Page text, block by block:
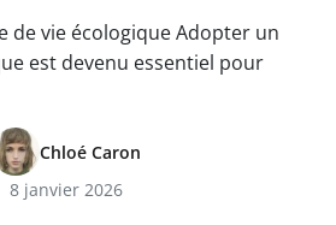
de vie écologique Adopter un
est devenu essentiel pour
Chloé Caron
8 janvier 2026